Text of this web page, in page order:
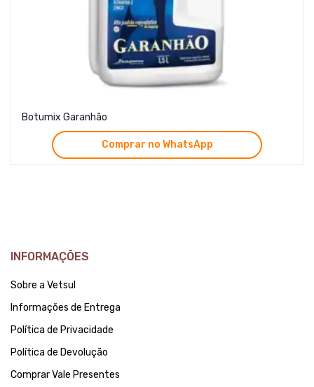
Botumix Garanhão
Comprar no WhatsApp
INFORMAÇÕES
Sobre a Vetsul
Informações de Entrega
Política de Privacidade
Política de Devolução
Comprar Vale Presentes